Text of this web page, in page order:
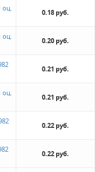
вам нужно
оц.
0.18 руб.
оц.
0.20 руб.
0.21 руб.
оц.
0.21 руб.
0.22 руб.
0.22 руб.